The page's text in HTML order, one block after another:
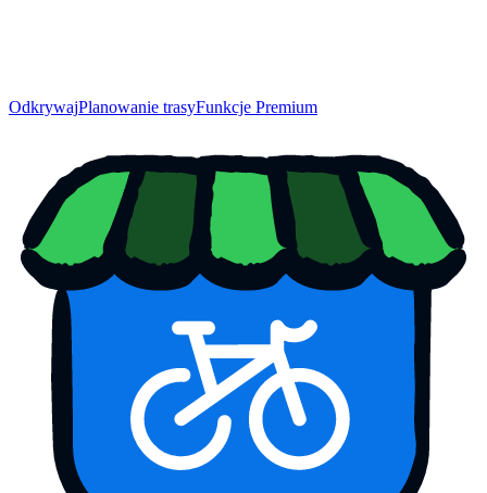
OdkrywajPlanowanie trasyFunkcje Premium